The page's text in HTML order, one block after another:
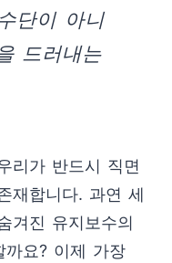
단이 아니
드러내는
리가 반드시 직면
재합니다. 과연 세
겨진 유지보수의
까요? 이제 가장